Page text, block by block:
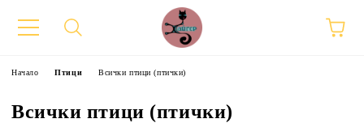
Начало Птици Всички птици (птички)
Всички птици (птички)